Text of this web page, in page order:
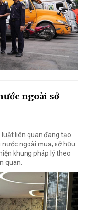
ngoài sở
luật liên quan đang tạo
ngoài mua, sở hữu
khung pháp lý theo
quan.